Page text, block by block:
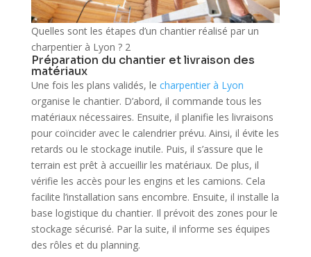
Quelles sont les étapes d’un chantier réalisé par un
charpentier à Lyon ? 2
Préparation du chantier et livraison des
matériaux
Une fois les plans validés, le charpentier à Lyon
organise le chantier. D’abord, il commande tous les
matériaux nécessaires. Ensuite, il planifie les livraisons
pour coïncider avec le calendrier prévu. Ainsi, il évite les
retards ou le stockage inutile. Puis, il s’assure que le
terrain est prêt à accueillir les matériaux. De plus, il
vérifie les accès pour les engins et les camions. Cela
facilite l’installation sans encombre. Ensuite, il installe la
base logistique du chantier. Il prévoit des zones pour le
stockage sécurisé. Par la suite, il informe ses équipes
des rôles et du planning.